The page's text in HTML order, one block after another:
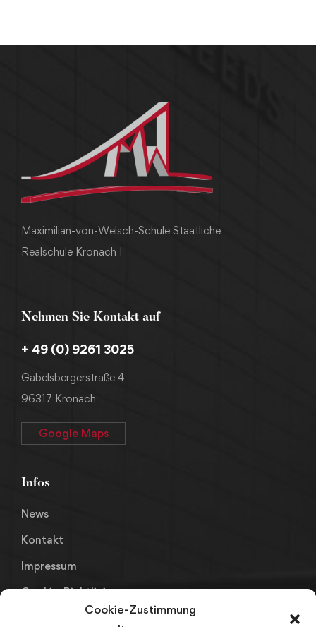
Cookie-Zustimmung
Maximilian-von-Welsch-Schule Staatliche
Realschule Kronach I
Nehmen Sie Kontakt auf
+ 49 (0) 9261 3025
Gabelsbergerstraße 4
96317 Kronach
Google Maps
Infos
News
Kontakt
Impressum
Cookie-Richtlinie